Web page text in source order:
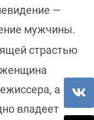
—
мужчины.
страстью
а
владеет